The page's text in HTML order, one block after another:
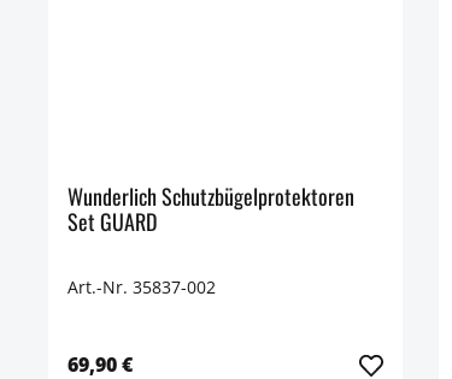
Wunderlich Schutzbügelprotektoren
Set GUARD
Art.-Nr. 35837-002
69,90 €